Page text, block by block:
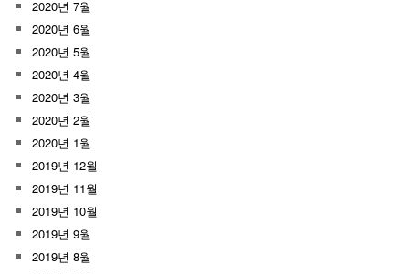
2020년 7월
2020년 6월
2020년 5월
2020년 4월
2020년 3월
2020년 2월
2020년 1월
2019년 12월
2019년 11월
2019년 10월
2019년 9월
2019년 8월